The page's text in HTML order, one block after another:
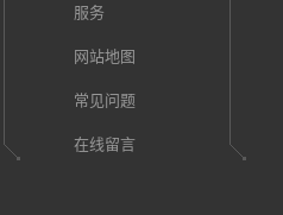
服务
网站地图
常见问题
在线留言